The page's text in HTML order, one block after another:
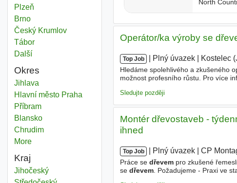
Dřevem
Plzeň
Dřevem
Brno
Dřevem
Český Krumlov
Dřevem
Tábor
Dalšíměsta
Okres
Dřevem
Jihlava
Dřevem
Hlavní město Praha
Dřevem
PříbramOkres
Dřevem
BlanskoOkres
Dřevem
ChrudimOkres
Moredistricts
Kraj
Dřevem
JihočeskýKraj
Operátor/ka výroby se
Top Job Plný úvazek Kostelec
Hledáme spolehlivého a zkušeného
možnost profesního růstu. Pro více
Sledujte později
Montér dřevostaveb -
ihned
Top Job Plný úvazek CP
Práce se dřevempro zkušené
se dřevem. Požadujeme - Praxi ve